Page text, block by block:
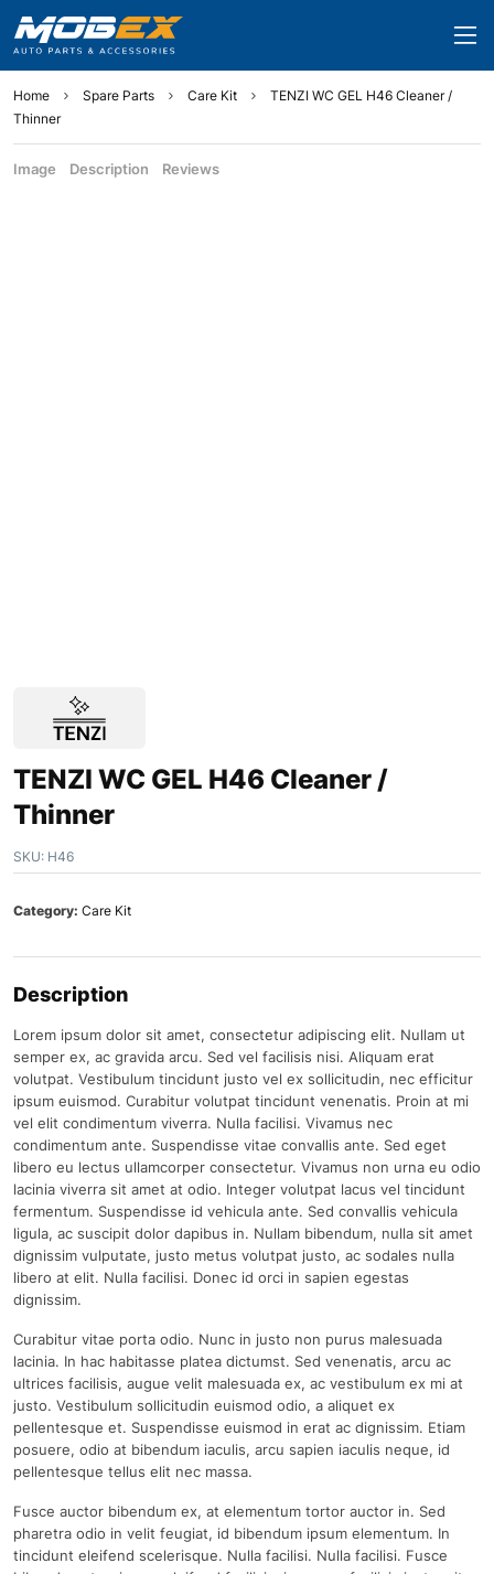
Home Spare Parts Care Kit
TENZI WC GEL H46 Cleaner /
Thinner
Image Description Reviews
TENZI WC GEL H46 Cleaner /
Thinner
SKU: H46
Category: Care Kit
Description
Lorem ipsum dolor sit amet, consectetur adipiscing elit. Nullam ut
semper ex, ac gravida arcu. Sed vel facilisis nisi. Aliquam erat
volutpat. Vestibulum tincidunt justo vel ex sollicitudin, nec efficitur
ipsum euismod. Curabitur volutpat tincidunt venenatis. Proin at mi
vel elit condimentum viverra. Nulla facilisi. Vivamus nec
condimentum ante. Suspendisse vitae convallis ante. Sed eget
libero eu lectus ullamcorper consectetur. Vivamus non urna eu odio
lacinia viverra sit amet at odio. Integer volutpat lacus vel tincidunt
fermentum. Suspendisse id vehicula ante. Sed convallis vehicula
ligula, ac suscipit dolor dapibus in. Nullam bibendum, nulla sit amet
dignissim vulputate, justo metus volutpat justo, ac sodales nulla
libero at elit. Nulla facilisi. Donec id orci in sapien egestas
dignissim.
Curabitur vitae porta odio. Nunc in justo non purus malesuada
lacinia. In hac habitasse platea dictumst. Sed venenatis, arcu ac
ultrices facilisis, augue velit malesuada ex, ac vestibulum ex mi at
justo. Vestibulum sollicitudin euismod odio, a aliquet ex
pellentesque et. Suspendisse euismod in erat ac dignissim. Etiam
posuere, odio at bibendum iaculis, arcu sapien iaculis neque, id
pellentesque tellus elit nec massa.
Fusce auctor bibendum ex, at elementum tortor auctor in. Sed
pharetra odio in velit feugiat, id bibendum ipsum elementum. In
tincidunt eleifend scelerisque. Nulla facilisi. Nulla facilisi. Fusce